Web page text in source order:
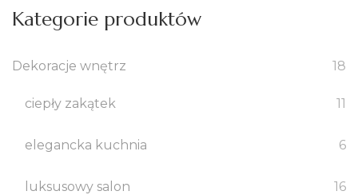
Święci
Obrazy
Kategorie produktów
Dekoracje wnętrz 18
ciepły zakątek 11
elegancka kuchnia 6
luksusowy salon 16